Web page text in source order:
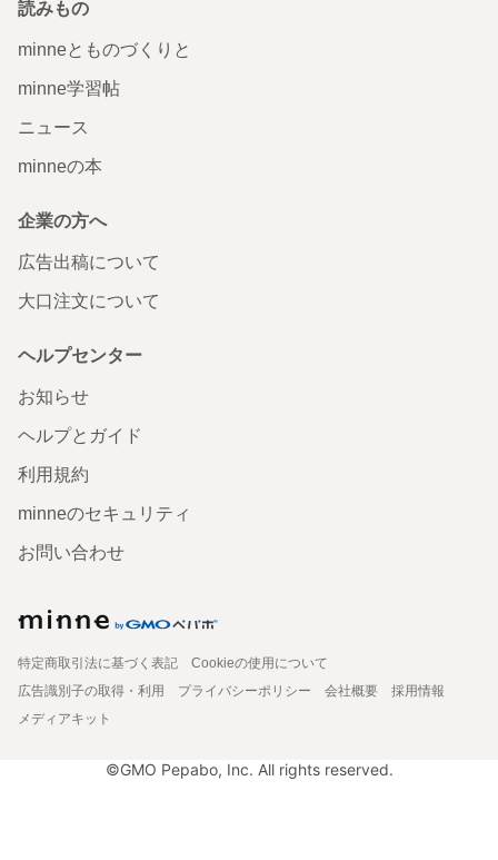
読みもの
minneとものづくりと
minne学習帖
ニュース
minneの本
企業の方へ
広告出稿について
大口注文について
ヘルプセンター
お知らせ
ヘルプとガイド
利用規約
minneのセキュリティ
お問い合わせ
特定商取引法に基づく表記
Cookieの使用について
広告識別子の取得・利用
プライバシーポリシー 会社概要
採用情報
メディアキット
©GMO Pepabo, Inc. All rights reserved.